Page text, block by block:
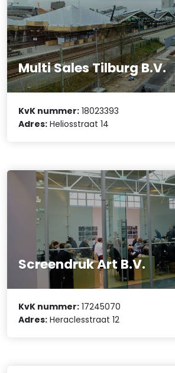
Multi Sales Tilburg B.V.
KvK nummer: 18023393
Adres: Heliosstraat 14
Screendruk Art B.V.
KvK nummer: 17245070
Adres: Heraclesstraat 12